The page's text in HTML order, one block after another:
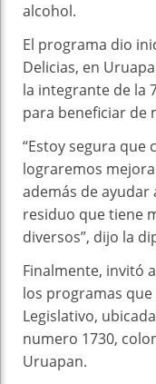
alcohol.
El programa dio
Delicias, en
la integrante de la
para beneficiar de
“Estoy segura que
lograremos
además de
residuo que tiene
diversos”, dijo la
Finalmente, invitó
los programas que
Legislativo,
numero 1730,
Uruapan.